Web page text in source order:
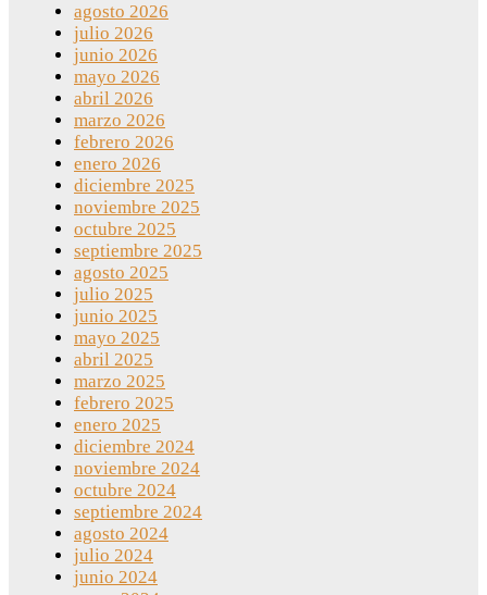
agosto 2026
julio 2026
junio 2026
mayo 2026
abril 2026
marzo 2026
febrero 2026
enero 2026
diciembre 2025
noviembre 2025
octubre 2025
septiembre 2025
agosto 2025
julio 2025
junio 2025
mayo 2025
abril 2025
marzo 2025
febrero 2025
enero 2025
diciembre 2024
noviembre 2024
octubre 2024
septiembre 2024
agosto 2024
julio 2024
junio 2024